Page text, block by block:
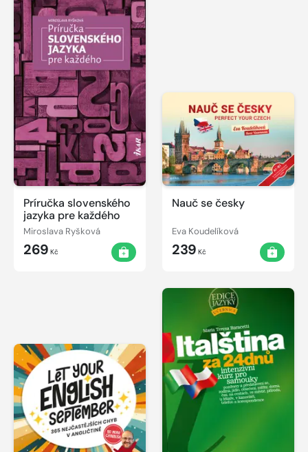
Príručka slovenského
jazyka pre každého
Miroslava Ryšková
269 Kč
Nauč se česky
Eva Koudelíková
239 Kč